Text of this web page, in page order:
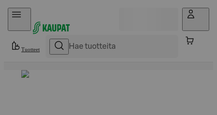
Hyppää sisältöön
Tuotteet